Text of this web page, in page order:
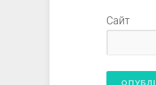
Сайт